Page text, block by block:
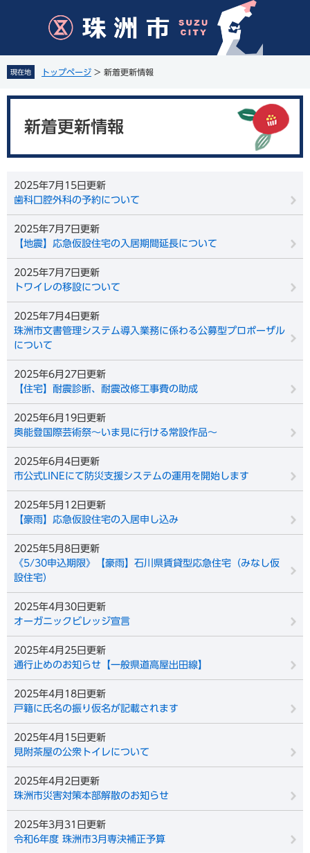
先
頭
で
を
飛
ば
現在地 トップページ > 新着更新情報
新着更新情報
2025年7月15日更新
歯科口腔外科の予約について
2025年7月7日更新
【地震】応急仮設住宅の入居期間延長について
2025年7月7日更新
トワイレの移設について
2025年7月4日更新
珠洲市文書管理システム導入業務に係わる公募型プロポーザル
について
2025年6月27日更新
【住宅】耐震診断、耐震改修工事費の助成
2025年6月19日更新
奥能登国際芸術祭～いま見に行ける常設作品～
2025年6月4日更新
市公式LINEにて防災支援システムの運用を開始します
2025年5月12日更新
【豪雨】応急仮設住宅の入居申し込み
2025年5月8日更新
《5/30申込期限》【豪雨】石川県賃貸型応急住宅（みなし仮
設住宅）
2025年4月30日更新
オーガニックビレッジ宣言
2025年4月25日更新
通行止めのお知らせ【一般県道高屋出田線】
2025年4月18日更新
戸籍に氏名の振り仮名が記載されます
2025年4月15日更新
見附茶屋の公衆トイレについて
2025年4月2日更新
珠洲市災害対策本部解散のお知らせ
2025年3月31日更新
令和6年度 珠洲市3月専決補正予算